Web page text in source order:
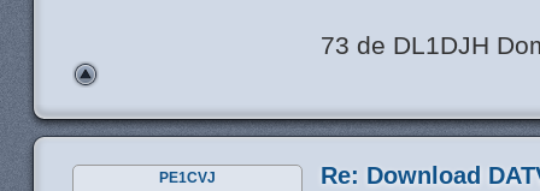
73 de DL1DJH
Re: Download
PE1CVJ